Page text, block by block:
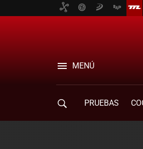
MENÚ
PRUEBAS